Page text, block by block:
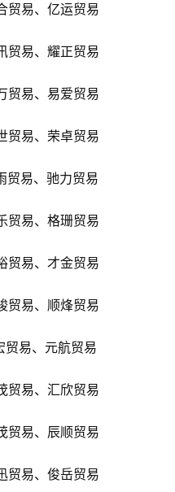
贸易、亿运贸易
贸易、耀正贸易
贸易、易爱贸易
贸易、荣卓贸易
贸易、驰力贸易
贸易、格珊贸易
贸易、才金贸易
贸易、顺烽贸易
贸易、元航贸易
贸易、汇欣贸易
贸易、辰顺贸易
贸易、俊岳贸易